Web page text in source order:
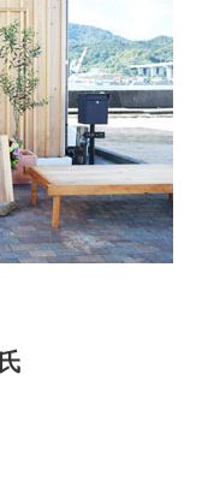
氏